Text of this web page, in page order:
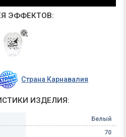
ЭФФЕКТОВ:
Страна Карнавалия
ИЗДЕЛИЯ:
Белый
70